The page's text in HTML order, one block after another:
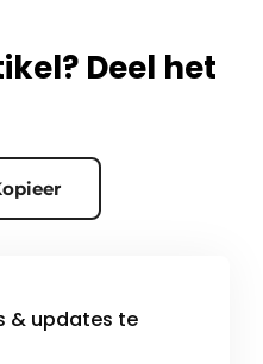
Deel het
& updates te